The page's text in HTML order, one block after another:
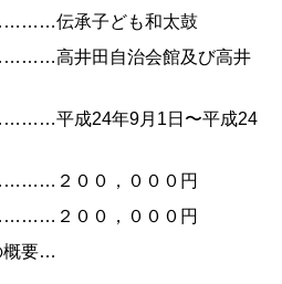
伝承子ども和太鼓
高井田自治会館及び高井
平成24年9月1日〜平成24
２００，０００円
２００，０００円
概要…